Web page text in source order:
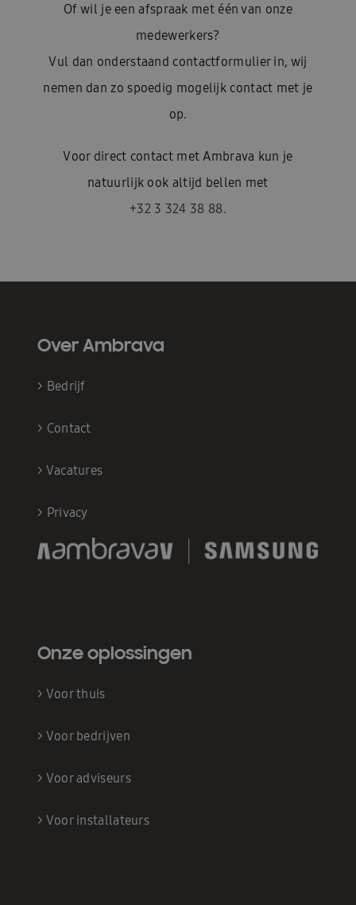
Of wil je een afspraak met één van onze
medewerkers?
Vul dan onderstaand contactformulier in, wij
nemen dan zo spoedig mogelijk contact met je
op.
Voor direct contact met Ambrava kun je
natuurlijk ook altijd bellen met
+32 3 324 38 88.
Over Ambrava
> Bedrijf
> Contact
> Vacatures
> Privacy
Onze oplossingen
> Voor thuis
> Voor bedrijven
> Voor adviseurs
> Voor installateurs